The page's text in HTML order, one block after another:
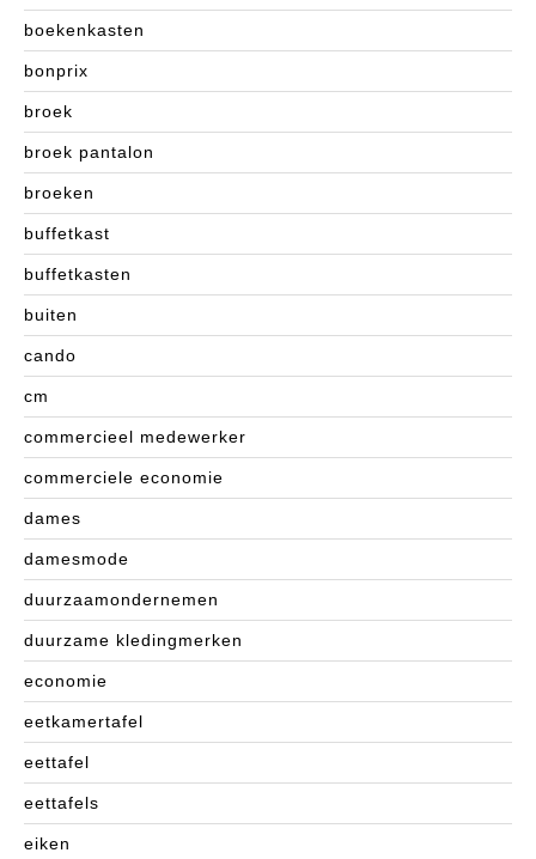
boekenkasten
bonprix
broek
broek pantalon
broeken
buffetkast
buffetkasten
buiten
cando
cm
commercieel medewerker
commerciele economie
dames
damesmode
duurzaamondernemen
duurzame kledingmerken
economie
eetkamertafel
eettafel
eettafels
eiken